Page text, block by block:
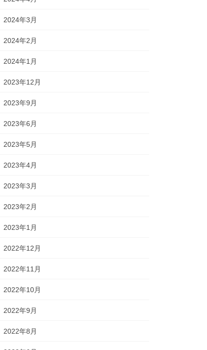
2024年3月
2024年2月
2024年1月
2023年12月
2023年9月
2023年6月
2023年5月
2023年4月
2023年3月
2023年2月
2023年1月
2022年12月
2022年11月
2022年10月
2022年9月
2022年8月